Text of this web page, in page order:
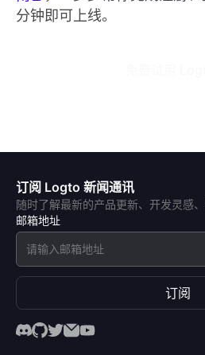
分钟即可上线。
订阅 Logto 新闻通讯
随时了解最新的产品更新、开发灵感、
邮箱地址
订阅